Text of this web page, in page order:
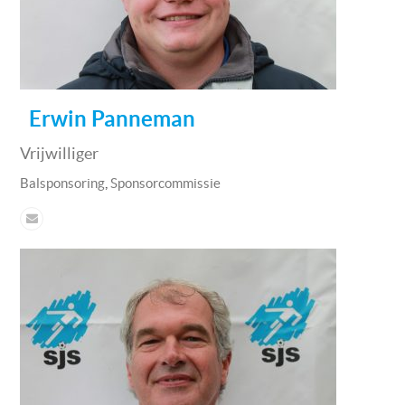
Erwin Panneman
Vrijwilliger
Balsponsoring ,Sponsorcommissie